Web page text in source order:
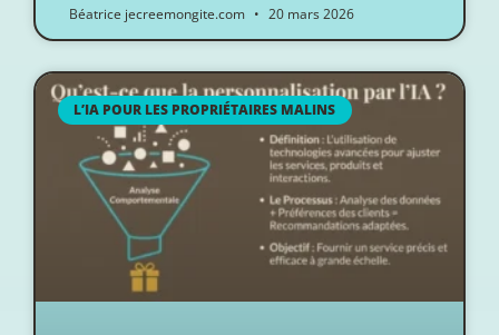
Béatrice jecreemongite.com 20 mars 2026
L’IA POUR LES PROPRIÉTAIRES MALINS